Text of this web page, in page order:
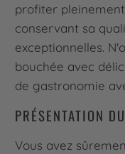
profiter
conservant sa
exceptionnelles.
bouchée avec
de gastronomie
PRÉSENTATION
Vous avez